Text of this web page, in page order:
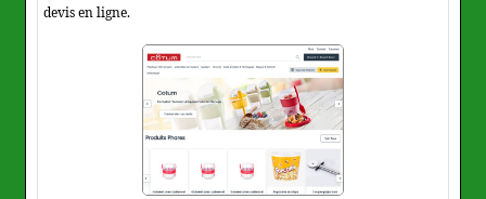
devis en ligne.